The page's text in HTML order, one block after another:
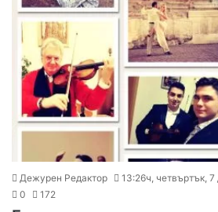
Дежурен Редактор
13:26ч, четвъртък,
0
172